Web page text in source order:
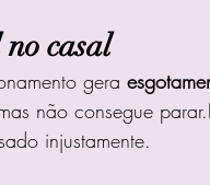
casal
gera
não consegue
injustamente.